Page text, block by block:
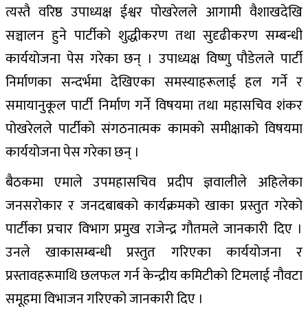
त्यस्तै वरिष्ठ उपाध्यक्ष ईश्वर पोखरेलले आगामी वैशाखदेखि
सञ्चालन हुने पार्टीको शुद्धीकरण तथा सुदृढीकरण सम्बन्धी
कार्ययोजना पेस गरेका छन् । उपाध्यक्ष विष्णु पौडेलले पार्टी
निर्माणका सन्दर्भमा देखिएका समस्याहरूलाई हल गर्ने र
समायानुकूल पार्टी निर्माण गर्ने विषयमा तथा महासचिव शंकर
पोखरेलले पार्टीको संगठनात्मक कामको समीक्षाको विषयमा
कार्ययोजना पेस गरेका छन् ।
बैठकमा एमाले उपमहासचिव प्रदीप ज्ञवालीले अहिलेका
जनसरोकार र जनदबाबको कार्यक्रमको खाका प्रस्तुत गरेको
पार्टीका प्रचार विभाग प्रमुख राजेन्द्र गौतमले जानकारी दिए ।
उनले खाकासम्बन्धी प्रस्तुत गरिएका कार्ययोजना र
प्रस्तावहरूमाथि छलफल गर्न केन्द्रीय कमिटीको टिमलाई नौवटा
समूहमा विभाजन गरिएको जानकारी दिए ।